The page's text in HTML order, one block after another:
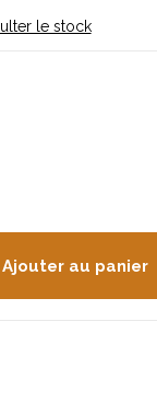
le stock
Ajouter au panier